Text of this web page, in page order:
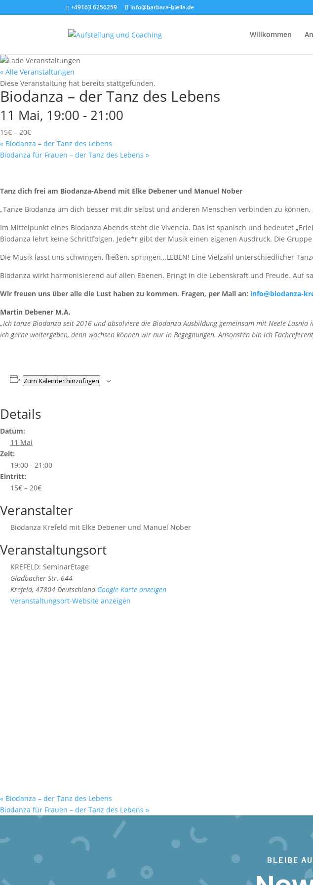
+49163 6256259 info@barbara-biella.de
Willkommen
« Alle Veranstaltungen
Diese Veranstaltung hat bereits stattgefunden.
Biodanza – der Tanz des Lebens
11 Mai, 19:00 - 21:00
15€ – 20€
« Biodanza – der Tanz des Lebens
Biodanza für Frauen – der Tanz des Lebens »
Tanz dich frei am Biodanza-Abend mit Elke Debener und Manuel Nober
„Tanze Biodanza um dich besser mit dir selbst und anderen Menschen verbinden zu
Im Mittelpunkt eines Biodanza Abends steht die Vivencia. Das ist spanisch und bedeutet
Biodanza lehrt keine Schrittfolgen. Jede*r gibt der Musik einen eigenen Ausdruck. Die
Die Musik lässt uns schwingen, fließen, springen…LEBEN! Eine Vielzahl unterschiedlicher
Biodanza wirkt harmonisierend auf allen Ebenen. Bringt in die Lebenskraft und Freude. Auf
Wir freuen uns über alle die Lust haben zu kommen. Fragen, per Mail an: info@biodanza-
Martin Debener M.A.
„Ich tanze Biodanza seit 2016 und absolviere die Biodanza Ausbildung gemeinsam mit Neele
ich gerne weitergeben, denn wachsen können wir nur in Begegnungen. Ansonsten bin ich
Zum Kalender hinzufügen
Details
Datum:
11 Mai
Zeit:
19:00 - 21:00
Eintritt:
15€ – 20€
Veranstalter
Biodanza Krefeld mit Elke Debener und Manuel Nober
Veranstaltungsort
KREFELD: SeminarEtage
Gladbacher Str. 644
Krefeld, 47804 Deutschland Google Karte anzeigen
Veranstaltungsort-Website anzeigen
« Biodanza – der Tanz des Lebens
Biodanza für Frauen – der Tanz des Lebens »
BLEIBE